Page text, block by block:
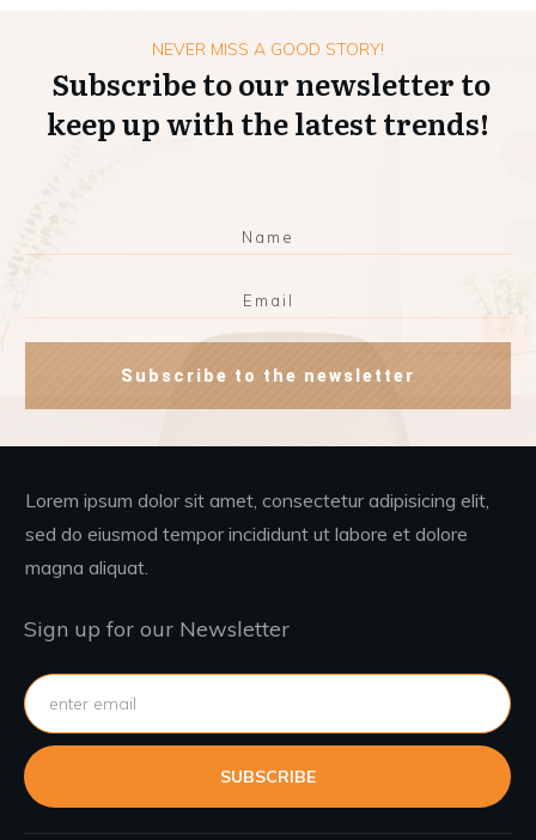
NEVER MISS A GOOD STORY!
Subscribe to our newsletter to
keep up with the latest trends!
Subscribe to the newsletter
Lorem ipsum dolor sit amet, consectetur adipisicing elit,
sed do eiusmod tempor incididunt ut labore et dolore
magna aliquat.
Sign up for our Newsletter
SUBSCRIBE